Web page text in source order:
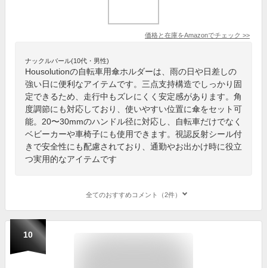
価格と在庫をAmazonでチェック >>
ナックルバール(10代・男性)
Housolutionの自転車用傘ホルダーは、雨の日や日差しの
強い日に便利なアイテムです。三点支持構造でしっかり固
定できるため、走行中もズレにくく安定感があります。角
度調節にも対応しており、使いやすい位置に傘をセット可
能。20〜30mmのハンドル径に対応し、自転車だけでなく
ベビーカーや車椅子にも使用できます。視認反射シール付
きで安全性にも配慮されており、通勤やお出かけ時に役立
つ実用的なアイテムです
全てのおすすめコメント（2件）
10